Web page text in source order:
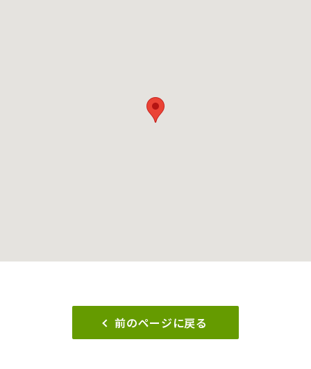
前のページに戻る